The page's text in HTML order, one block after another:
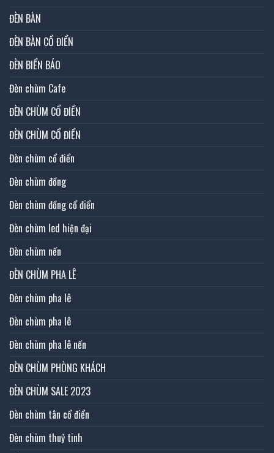
ĐÈN BÀN
ĐÈN BÀN CỔ ĐIỂN
ĐÈN BIỂN BÁO
Đèn chùm Cafe
ĐÈN CHÙM CỔ ĐIỂN
ĐÈN CHÙM CỔ ĐIỂN
Đèn chùm cổ điển
Đèn chùm đồng
Đèn chùm đồng cổ điển
Đèn chùm led hiện đại
Đèn chùm nến
ĐÈN CHÙM PHA LÊ
Đèn chùm pha lê
Đèn chùm pha lê
Đèn chùm pha lê nến
ĐÈN CHÙM PHÒNG KHÁCH
ĐÈN CHÙM SALE 2023
Đèn chùm tân cổ điển
Đèn chùm thuỷ tinh